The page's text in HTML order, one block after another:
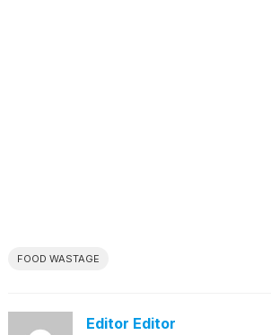
FOOD WASTAGE
Editor Editor